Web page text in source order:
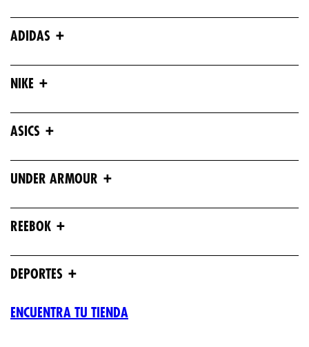
ADIDAS +
NIKE +
ASICS +
UNDER ARMOUR +
REEBOK +
DEPORTES +
ENCUENTRA TU TIENDA